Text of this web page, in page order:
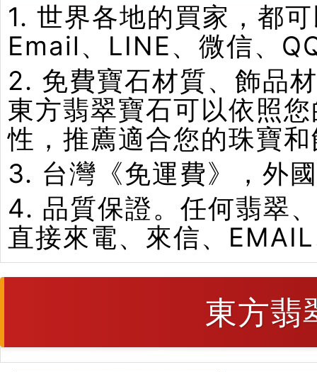
1. 世界各地的買家，都
Email、LINE、微信、
2. 免費寶石材質、飾品
東方翡翠寶石可以依照
性，推薦適合您的珠寶
3. 台灣《免運費》，外
4. 品質保證。任何翡翠
直接來電、來信、
東方翡